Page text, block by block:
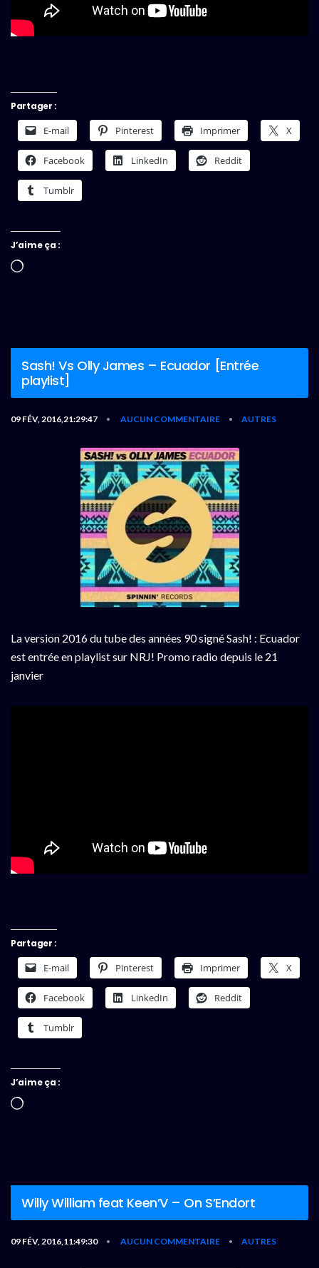
Partager :
E-mail Pinterest Imprimer X
Facebook LinkedIn Reddit
Tumblr
J’aime ça :
Chargement…
Sash! Vs Olly James – Ecuador [Entrée
playlist]
09 FÉV, 2016,21:29:47 • AUCUN COMMENTAIRE • AUTRES
La version 2016 du tube des années 90 signé Sash! : Ecuador
est entrée en playlist sur NRJ! Promo radio depuis le 21
janvier
Partager :
E-mail Pinterest Imprimer X
Facebook LinkedIn Reddit
Tumblr
J’aime ça :
Chargement…
Willy William feat Keen’V – On S’Endort
09 FÉV, 2016,11:49:30 • AUCUN COMMENTAIRE • AUTRES